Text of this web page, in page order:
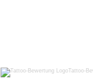
Tattoo-